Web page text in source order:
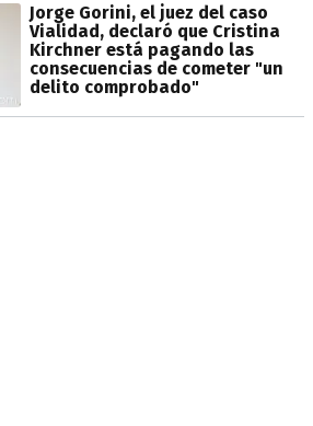
Jorge Gorini, el juez del caso
Vialidad, declaró que Cristina
Kirchner está pagando las
consecuencias de cometer "un
delito comprobado"